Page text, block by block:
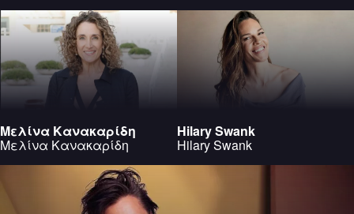
Μελίνα Κανακαρίδη
Μελίνα Κανακαρίδη
Hilary Swank
Hilary Swank